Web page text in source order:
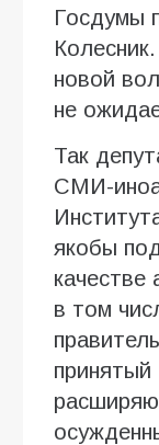
Госдумы
новой
не
Так
СМИ-
якобы
качестве
в том
принятый